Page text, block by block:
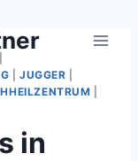
|JUGGER
in